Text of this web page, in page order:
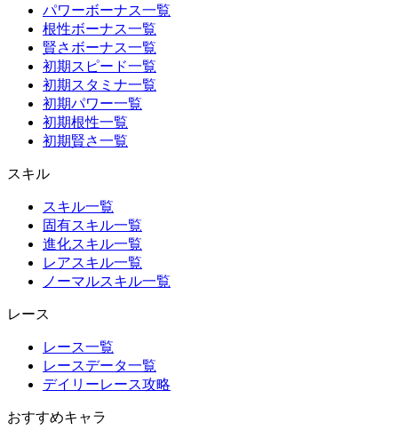
パワーボーナス一覧
根性ボーナス一覧
賢さボーナス一覧
初期スピード一覧
初期スタミナ一覧
初期パワー一覧
初期根性一覧
初期賢さ一覧
スキル
スキル一覧
固有スキル一覧
進化スキル一覧
レアスキル一覧
ノーマルスキル一覧
レース
レース一覧
レースデータ一覧
デイリーレース攻略
おすすめキャラ